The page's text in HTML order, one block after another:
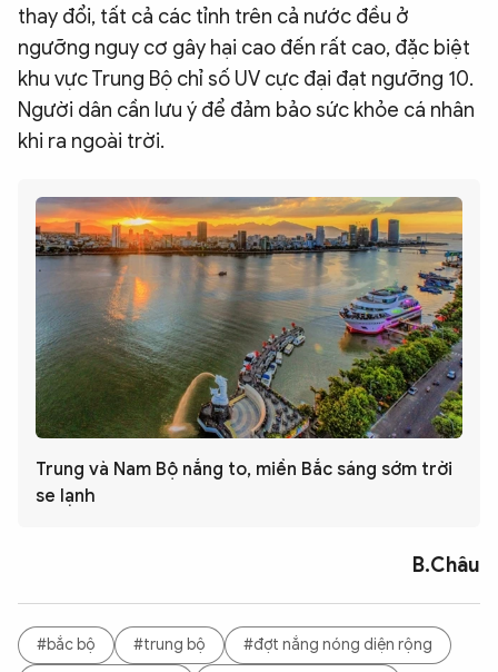
thay đổi, tất cả các tỉnh trên cả nước đều ở
ngưỡng nguy cơ gây hại cao đến rất cao, đặc biệt
khu vực Trung Bộ chỉ số UV cực đại đạt ngưỡng 10.
Người dân cần lưu ý để đảm bảo sức khỏe cá nhân
khi ra ngoài trời.
Trung và Nam Bộ nắng to, miền Bắc sáng sớm trời
se lạnh
B.Châu
#bắc bộ #trung bộ
#đợt nắng nóng diện rộng